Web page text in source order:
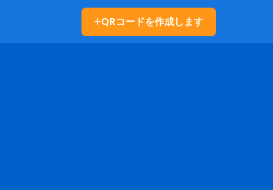
QRコードを作成します